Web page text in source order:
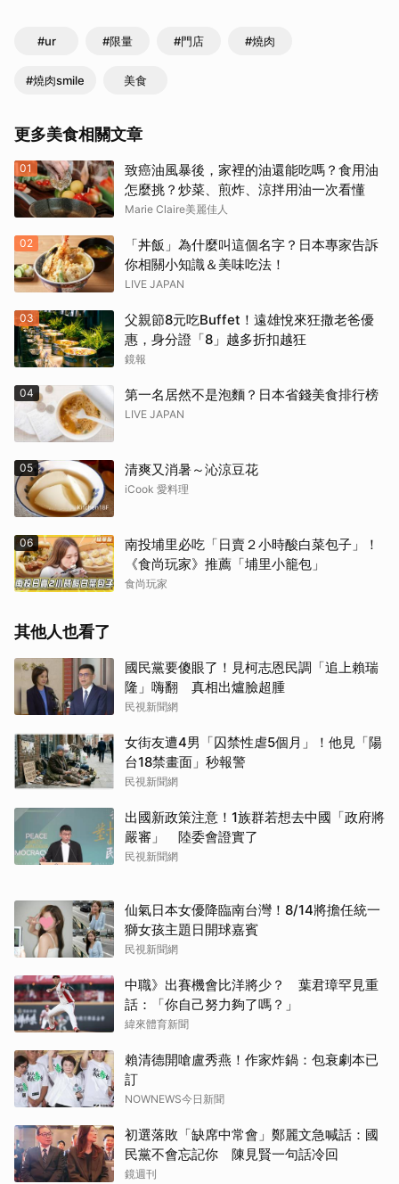
#ur #限量 #門店 #燒肉
#燒肉smile 美食
更多美食相關文章
01
致癌油風暴後，家裡的油還能吃嗎？食用油
怎麼挑？炒菜、煎炸、涼拌用油一次看懂
Marie Claire美麗佳人
02
「丼飯」為什麼叫這個名字？日本專家告訴
你相關小知識＆美味吃法！
LIVE JAPAN
03
父親節8元吃Buffet！遠雄悅來狂撒老爸優
惠，身分證「8」越多折扣越狂
鏡報
04 第一名居然不是泡麵？日本省錢美食排行榜
LIVE JAPAN
05 清爽又消暑～沁涼豆花
iCook 愛料理
06
南投埔里必吃「日賣２小時酸白菜包子」！
《食尚玩家》推薦「埔里小籠包」
食尚玩家
其他人也看了
國民黨要傻眼了！見柯志恩民調「追上賴瑞
隆」嗨翻 真相出爐臉超腫
民視新聞網
女街友遭4男「囚禁性虐5個月」！他見「陽
台18禁畫面」秒報警
民視新聞網
出國新政策注意！1族群若想去中國「政府將
嚴審」 陸委會證實了
民視新聞網
仙氣日本女優降臨南台灣！8/14將擔任統一
獅女孩主題日開球嘉賓
民視新聞網
中職》出賽機會比洋將少？ 葉君璋罕見重
話：「你自己努力夠了嗎？」
緯來體育新聞
賴清德開嗆盧秀燕！作家炸鍋：包衰劇本已
訂
NOWNEWS今日新聞
初選落敗「缺席中常會」鄭麗文急喊話：國
民黨不會忘記你 陳見賢一句話冷回
鏡週刊
取消